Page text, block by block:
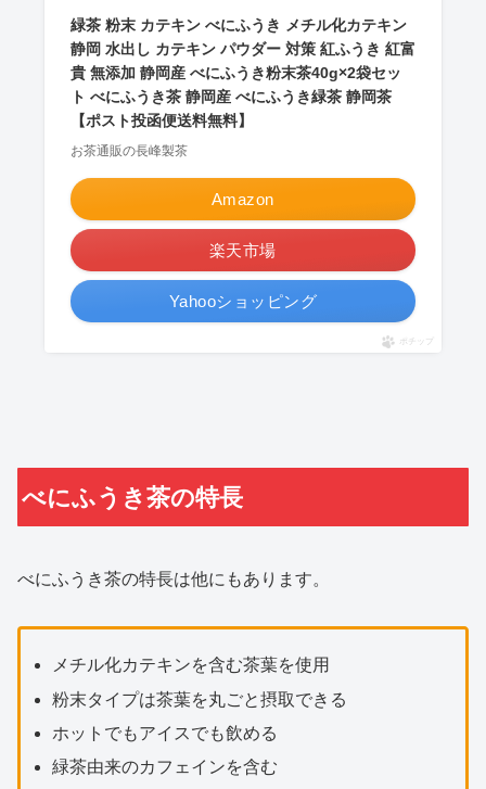
緑茶 粉末 カテキン べにふうき メチル化カテキン
静岡 水出し カテキン パウダー 対策 紅ふうき 紅富
貴 無添加 静岡産 べにふうき粉末茶40g×2袋セッ
ト べにふうき茶 静岡産 べにふうき緑茶 静岡茶
【ポスト投函便送料無料】
お茶通販の長峰製茶
Amazon
楽天市場
Yahooショッピング
ポチップ
べにふうき茶の特長
べにふうき茶の特長は他にもあります。
メチル化カテキンを含む茶葉を使用
粉末タイプは茶葉を丸ごと摂取できる
ホットでもアイスでも飲める
緑茶由来のカフェインを含む